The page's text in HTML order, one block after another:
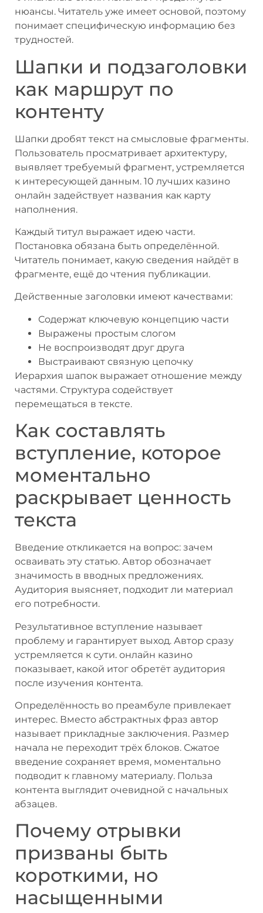
нюансы. Читатель уже имеет основой, поэтому
понимает специфическую информацию без
трудностей.
Шапки и подзаголовки
как маршрут по
контенту
Шапки дробят текст на смысловые фрагменты.
Пользователь просматривает архитектуру,
выявляет требуемый фрагмент, устремляется
к интересующей данным. 10 лучших казино
онлайн задействует названия как карту
наполнения.
Каждый титул выражает идею части.
Постановка обязана быть определённой.
Читатель понимает, какую сведения найдёт в
фрагменте, ещё до чтения публикации.
Действенные заголовки имеют качествами:
Содержат ключевую концепцию части
Выражены простым слогом
Не воспроизводят друг друга
Выстраивают связную цепочку
Иерархия шапок выражает отношение между
частями. Структура содействует
перемещаться в тексте.
Как составлять
вступление, которое
моментально
раскрывает ценность
текста
Введение откликается на вопрос: зачем
осваивать эту статью. Автор обозначает
значимость в вводных предложениях.
Аудитория выясняет, подходит ли материал
его потребности.
Результативное вступление называет
проблему и гарантирует выход. Автор сразу
устремляется к сути. онлайн казино
показывает, какой итог обретёт аудитория
после изучения контента.
Определённость во преамбуле привлекает
интерес. Вместо абстрактных фраз автор
называет прикладные заключения. Размер
начала не переходит трёх блоков. Сжатое
введение сохраняет время, моментально
подводит к главному материалу. Польза
контента выглядит очевидной с начальных
абзацев.
Почему отрывки
призваны быть
короткими, но
насыщенными